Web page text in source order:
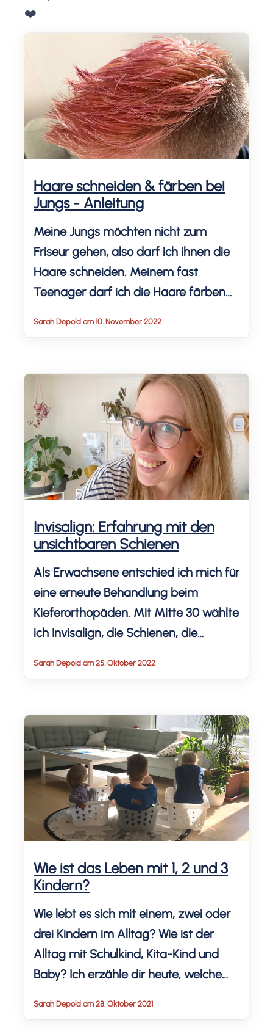
❤️
Haare schneiden & färben bei
Jungs - Anleitung
Meine Jungs möchten nicht zum
Friseur gehen, also darf ich ihnen die
Haare schneiden. Meinem fast
Teenager darf ich die Haare färben
er Haare färben? Wie ich als Laie die
Haare schneide und färbe, darf ich
mit […]
Sarah Depold am 10. November 2022
Invisalign: Erfahrung mit den
unsichtbaren Schienen
Als Erwachsene entschied ich mich für
eine erneute Behandlung beim
Kieferorthopäden. Mit Mitte 30 wählte
ich Invisalign, die Schienen, die
Meine Erfahrung mit Invisalign, Vor- &
Alltag, mit Problemen und
Fortschritten teile ich gerne mit dir.
Update: Ich habe Fotos zum Vergleich
mit Schiene 43 eingefügt. (Etwa […]
Sarah Depold am 25. Oktober 2022
Wie ist das Leben mit 1, 2 und 3
Kindern?
Wie lebt es sich mit einem, zwei oder
drei Kindern im Alltag? Wie ist der
Alltag mit Schulkind, Kita-Kind und
Baby? Ich erzähle dir heute, welche
Sarah Depold am 28. Oktober 2021